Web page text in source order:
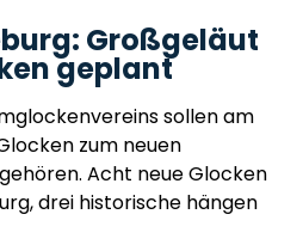
Großgeläut
geplant
sollen am
zum neuen
Acht neue Glocken
drei historische hängen